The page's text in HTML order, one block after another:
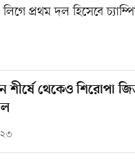
প্রথম দল হিসেবে
শীর্ষে থেকেও শিরোপা